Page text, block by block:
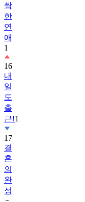
싹
한
연
애
1
16
내
일
도
출
근!1
17
결
혼
의
완
성